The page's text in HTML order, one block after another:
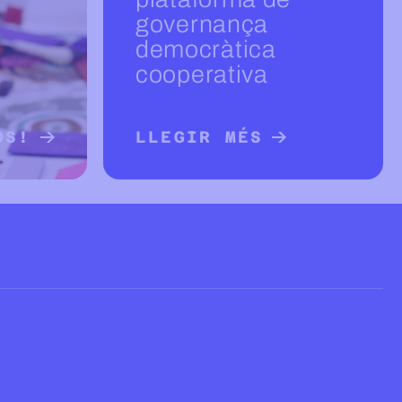
PROJECTES
governança
democràtica
cooperativa
LLEGIR MÉS SOBRE
LLEGIR MÉS